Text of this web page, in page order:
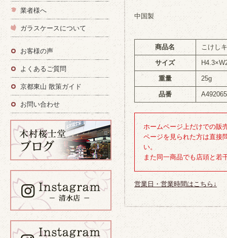
中国製
商品名 こけし
サイズ
重量 25g
品番
ホームページ上だけでの販
ページを見られた方は直接
い。
また同一商品でも店頭と若
営業日・営業時間はこちら↓
業者様へ
ガラスケースについて
お客様の声
よくあるご質問
京都東山 散策ガイド
お問い合わせ